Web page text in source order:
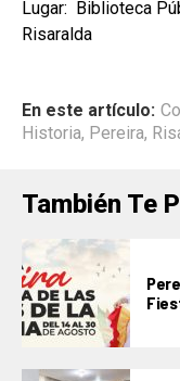
Lugar: Biblioteca
Risaralda
En este artículo:
Historia, Pereira,
También Te